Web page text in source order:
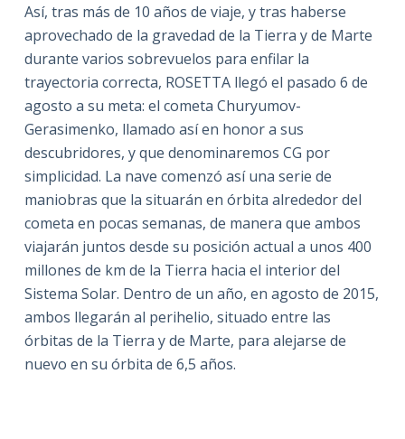
Así, tras más de 10 años de viaje, y tras haberse
aprovechado de la gravedad de la Tierra y de Marte
durante varios sobrevuelos para enfilar la
trayectoria correcta, ROSETTA llegó el pasado 6 de
agosto a su meta: el cometa Churyumov-
Gerasimenko, llamado así en honor a sus
descubridores, y que denominaremos CG por
simplicidad. La nave comenzó así una serie de
maniobras que la situarán en órbita alrededor del
cometa en pocas semanas, de manera que ambos
viajarán juntos desde su posición actual a unos 400
millones de km de la Tierra hacia el interior del
Sistema Solar. Dentro de un año, en agosto de 2015,
ambos llegarán al perihelio, situado entre las
órbitas de la Tierra y de Marte, para alejarse de
nuevo en su órbita de 6,5 años.